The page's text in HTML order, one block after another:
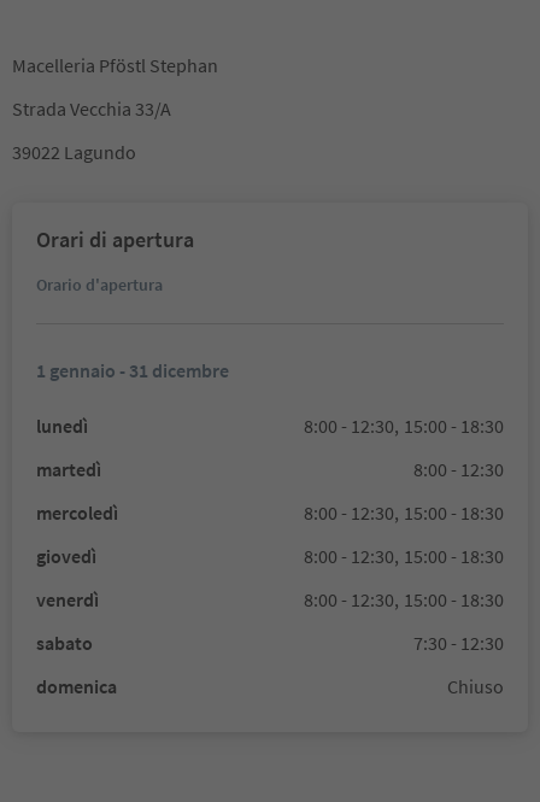
Macelleria Pföstl Stephan
Strada Vecchia 33/A
39022 Lagundo
Orari di apertura
Orario d'apertura
1 gennaio - 31 dicembre
lunedì 8:00 - 12:30, 15:00 - 18:30
martedì
8:00 - 12:30
mercoledì
8:00 - 12:30, 15:00 - 18:30
giovedì
8:00 - 12:30, 15:00 - 18:30
venerdì
8:00 - 12:30, 15:00 - 18:30
sabato
7:30 - 12:30
domenica
Chiuso